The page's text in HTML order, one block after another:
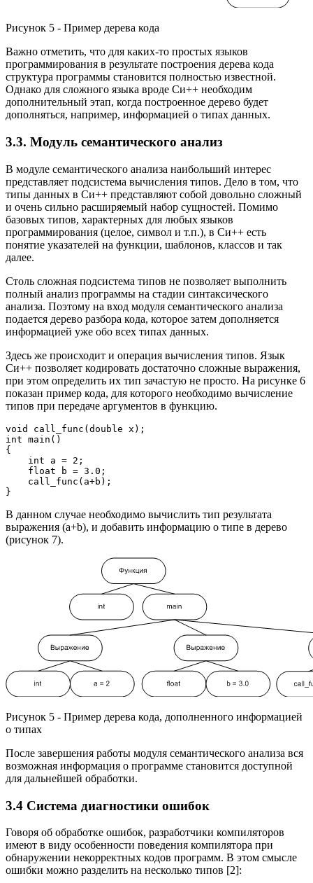
Рисунок 5 - Пример дерева кода
Важно отметить, что для каких-то простых языков
программирования в результате построения дерева кода
структура программы становится полностью известной.
Однако для сложного языка вроде Си++ необходим
дополнительный этап, когда построенное дерево будет
дополняться, например, информацией о типах данных.
3.3. Модуль семантического анализ
В модуле семантического анализа наибольший интерес
представляет подсистема вычисления типов. Дело в том, что
типы данных в Си++ представляют собой довольно сложный
и очень сильно расширяемый набор сущностей. Помимо
базовых типов, характерных для любых языков
программирования (целое, символ и т.п.), в Си++ есть
понятие указателей на функции, шаблонов, классов и так
далее.
Столь сложная подсистема типов не позволяет выполнить
полный анализ программы на стадии синтаксического
анализа. Поэтому на вход модуля семантического анализа
подается дерево разбора кода, которое затем дополняется
информацией уже обо всех типах данных.
Здесь же происходит и операция вычисления типов. Язык
Си++ позволяет кодировать достаточно сложные выражения,
при этом определить их тип зачастую не просто. На рисунке 6
показан пример кода, для которого необходимо вычисление
типов при передаче аргументов в функцию.
void call_func(double x);
int main()
{
    int a = 2;
    float b = 3.0;
    call_func(a+b);
}
В данном случае необходимо вычислить тип результата
выражения (a+b), и добавить информацию о типе в дерево
(рисунок 7).
Рисунок 5 - Пример дерева кода, дополненного информацией
о типах
После завершения работы модуля семантического анализа вся
возможная информация о программе становится доступной
для дальнейшей обработки.
3.4 Система диагностики ошибок
Говоря об обработке ошибок, разработчики компиляторов
имеют в виду особенности поведения компилятора при
обнаружении некорректных кодов программ. В этом смысле
ошибки можно разделить на несколько типов [2]: